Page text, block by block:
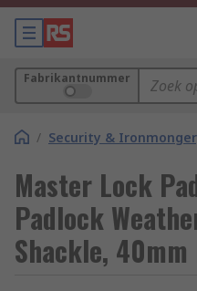
Fabrikantnummer
/ Security &
Master Lock
Padlock
Shackle, 40mm